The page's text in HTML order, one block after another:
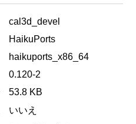
cal3d_devel
HaikuPorts
haikuports_x86_64
0.120-2
53.8 KB
いいえ